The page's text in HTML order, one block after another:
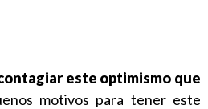
este optimismo que
motivos para tener este